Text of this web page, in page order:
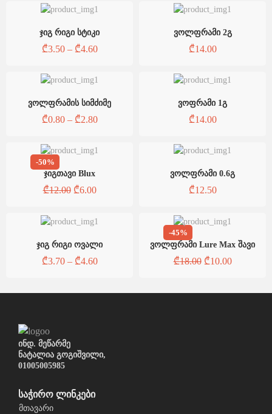
ჯიგ რიგი სტიკი
₾3.50 – ₾4.60
ვოლფრამი 2გ
₾14.00
ვოლფრამის სიმძიმე
₾0.80 – ₾2.80
ვოფრამი 1გ
₾14.00
-50%
ჯიგთავი Blux
₾12.00 ₾6.00
ვოლფრამი 0.6გ
₾12.50
ჯიგ რიგი ოვალი
₾3.70 – ₾4.60
-45%
ვოლფრამი Lure Max შავი
₾18.00 ₾10.00
ინდ. მეწარმე
ნატალია გოგიშვილი,
01005005985
საჭირო ლინკები
მთავარი